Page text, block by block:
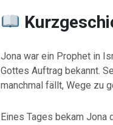
Jona war ein Prophet in
Gottes Auftrag bekannt.
manchmal fällt, Wege zu
Eines Tages bekam Jona